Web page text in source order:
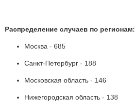
Распределение случаев по регионам:
Москва - 685
Санкт-Петербург - 188
Московская область - 146
Нижегородская область - 138